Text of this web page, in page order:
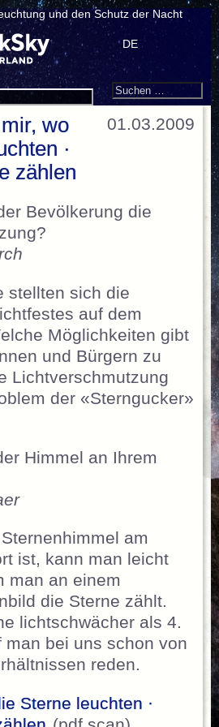
und den Schutz der Nacht
DE
Search
Suchen
01.03.2009
wo
·
zählen
Bevölkerung die
stellten sich die
auf dem
Möglichkeiten gibt
und Bürgern zu
Lichtverschmutzung
der «Sterngucker»
Himmel an Ihrem
am
ist, kann man leicht
man an einem
die Sterne zählt.
lichtschwächer als 4.
man bei uns schon von
reden.
Sterne leuchten ·